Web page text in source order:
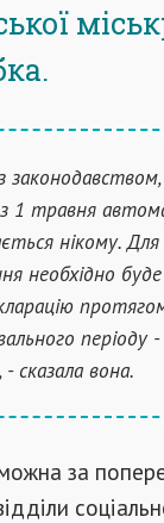
з 1 травня
нікому. Для
необхідно
періоду -
- сказала вона.
за